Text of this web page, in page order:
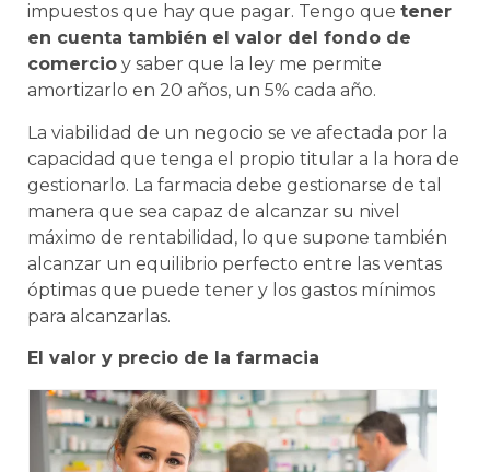
impuestos que hay que pagar. Tengo que tener
en cuenta también el valor del fondo de
comercio y saber que la ley me permite
amortizarlo en 20 años, un 5% cada año.
La viabilidad de un negocio se ve afectada por la
capacidad que tenga el propio titular a la hora de
gestionarlo. La farmacia debe gestionarse de tal
manera que sea capaz de alcanzar su nivel
máximo de rentabilidad, lo que supone también
alcanzar un equilibrio perfecto entre las ventas
óptimas que puede tener y los gastos mínimos
para alcanzarlas.
El valor y precio de la farmacia